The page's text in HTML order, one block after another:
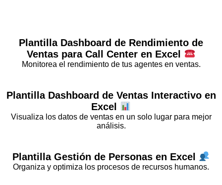
Plantilla Dashboard de Rendimiento de
Ventas para Call Center en Excel
Monitorea el rendimiento de tus agentes en ventas.
Plantilla Dashboard de Ventas Interactivo en
Excel
Visualiza los datos de ventas en un solo lugar para mejor
análisis.
Plantilla Gestión de Personas en Excel
Organiza y optimiza los procesos de recursos humanos.